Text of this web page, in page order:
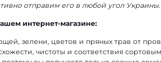
отправим его в любой угол Украины.
интернет-магазине:
зелени, цветов и пряных трав от
чистоты и соответствия